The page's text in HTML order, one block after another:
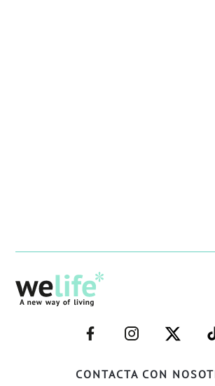
CONTACTA CON
–
FACEBOOK–
–
INSTAGRAM–
–